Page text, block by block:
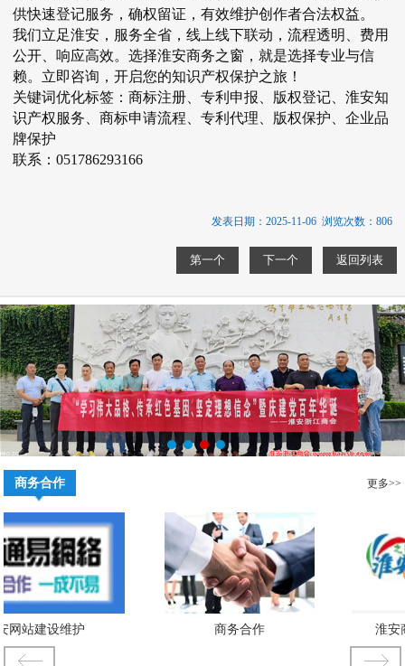
供快速登记服务，确权留证，有效维护创作者合法权益。
我们立足淮安，服务全省，线上线下联动，流程透明、费用
公开、响应高效。选择淮安商务之窗，就是选择专业与信
赖。立即咨询，开启您的知识产权保护之旅！
关键词优化标签：商标注册、专利申报、版权登记、淮安知
识产权服务、商标申请流程、专利代理、版权保护、企业品
牌保护
联系：051786293166
发表日期：2025-11-06 浏览次数：806
第一个 下一个 返回列表
商务合作 更多>>
网站建设维护 商务合作 淮安